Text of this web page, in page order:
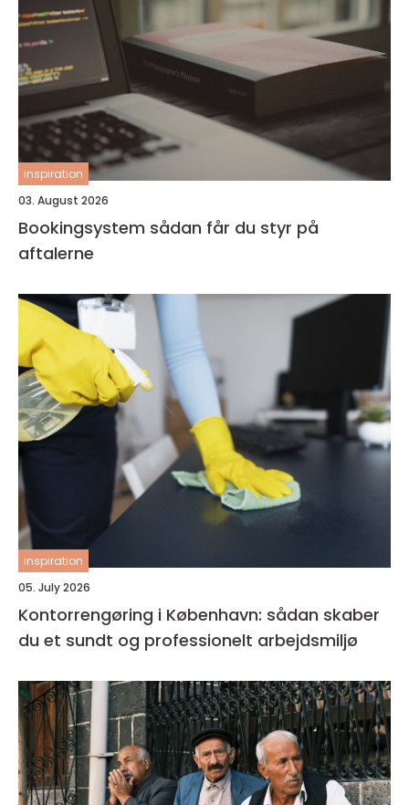
inspiration
03. August 2026
Bookingsystem sådan får du styr på
aftalerne
inspiration
05. July 2026
Kontorrengøring i København: sådan skaber
du et sundt og professionelt arbejdsmiljø